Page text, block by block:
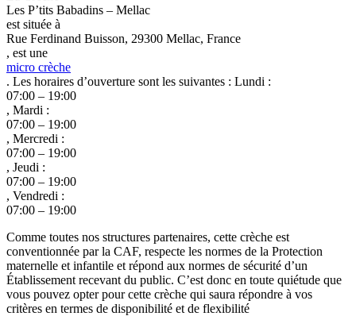
Les P’tits Babadins – Mellac
est située à
Rue Ferdinand Buisson, 29300 Mellac, France
, est une
micro crèche
. Les horaires d’ouverture sont les suivantes : Lundi :
07:00 – 19:00
, Mardi :
07:00 – 19:00
, Mercredi :
07:00 – 19:00
, Jeudi :
07:00 – 19:00
, Vendredi :
07:00 – 19:00
Comme toutes nos structures partenaires, cette crèche est
conventionnée par la CAF, respecte les normes de la Protection
maternelle et infantile et répond aux normes de sécurité d’un
Établissement recevant du public. C’est donc en toute quiétude que
vous pouvez opter pour cette crèche qui saura répondre à vos
critères en termes de disponibilité et de flexibilité